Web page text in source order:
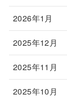
2026年1月
2025年12月
2025年11月
2025年10月